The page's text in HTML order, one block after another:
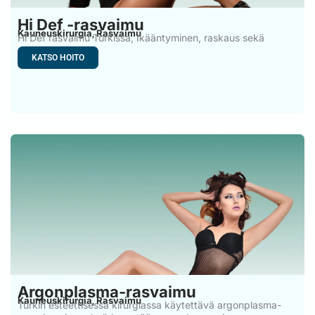
Hi Def -rasvaimu
Kauneuskirurgia,Rasvaimu
Hi Def rasvaimu Turkissa, Ikääntyminen, raskaus sekä
painon nousu tai
KATSO HOITO
Argonplasma-rasvaimu
Kauneuskirurgia,Rasvaimu
Turkin esteettisessä kirurgiassa käytettävä argonplasma-